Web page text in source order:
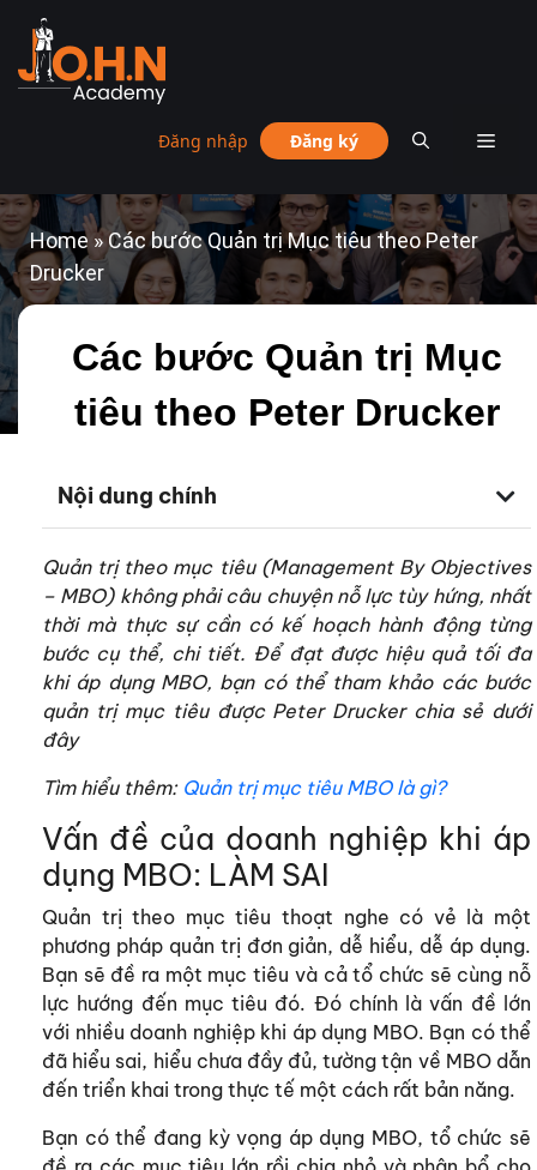
Đăng nhập Đăng ký
Home »Các bước Quản trị Mục tiêu theo Peter
Drucker
Các bước Quản trị Mục
tiêu theo Peter Drucker
Nội dung chính
Quản trị theo mục tiêu (Management By Objectives
– MBO) không phải câu chuyện nỗ lực tùy hứng, nhất
thời mà thực sự cần có kế hoạch hành động từng
bước cụ thể, chi tiết. Để đạt được hiệu quả tối đa
khi áp dụng MBO, bạn có thể tham khảo các bước
quản trị mục tiêu được Peter Drucker chia sẻ dưới
đây
Tìm hiểu thêm: Quản trị mục tiêu MBO là gì?
Vấn đề của doanh nghiệp khi áp
dụng MBO: LÀM SAI
Quản trị theo mục tiêu thoạt nghe có vẻ là một
phương pháp quản trị đơn giản, dễ hiểu, dễ áp dụng.
Bạn sẽ đề ra một mục tiêu và cả tổ chức sẽ cùng nỗ
lực hướng đến mục tiêu đó. Đó chính là vấn đề lớn
với nhiều doanh nghiệp khi áp dụng MBO. Bạn có thể
đã hiểu sai, hiểu chưa đầy đủ, tường tận về MBO dẫn
đến triển khai trong thực tế một cách rất bản năng.
Bạn có thể đang kỳ vọng áp dụng MBO, tổ chức sẽ